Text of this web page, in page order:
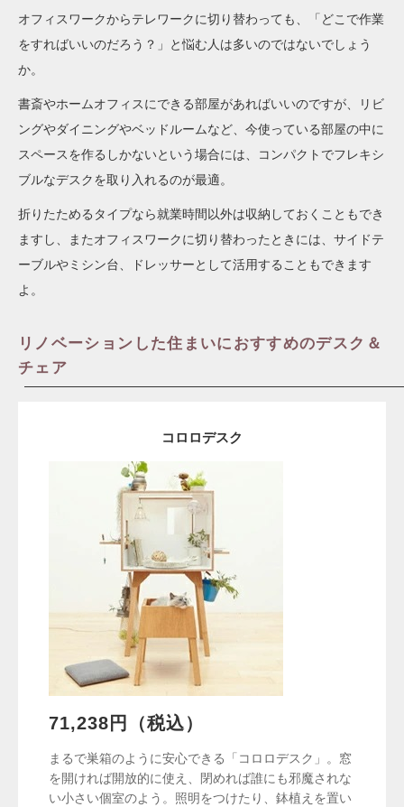
オフィスワークからテレワークに切り替わっても、「どこで作業
をすればいいのだろう？」と悩む人は多いのではないでしょう
か。
書斎やホームオフィスにできる部屋があればいいのですが、リビ
ングやダイニングやベッドルームなど、今使っている部屋の中に
スペースを作るしかないという場合には、コンパクトでフレキシ
ブルなデスクを取り入れるのが最適。
折りたためるタイプなら就業時間以外は収納しておくこともでき
ますし、またオフィスワークに切り替わったときには、サイドテ
ーブルやミシン台、ドレッサーとして活用することもできます
よ。
リノベーションした住まいにおすすめのデスク＆
チェア
コロロデスク
71,238円（税込）
まるで巣箱のように安心できる「コロロデスク」。窓
を開ければ開放的に使え、閉めれば誰にも邪魔されな
い小さい個室のよう。照明をつけたり、鉢植えを置い